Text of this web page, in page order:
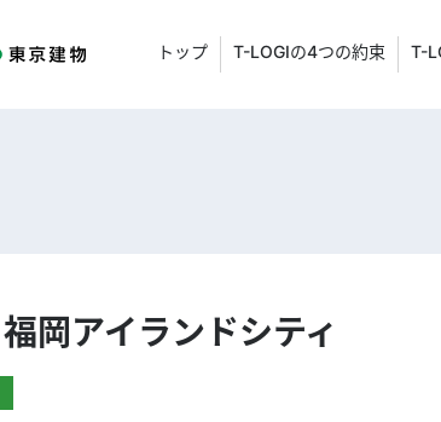
トップ T-LOGIの4つの約束 T-
岡アイランドシティ